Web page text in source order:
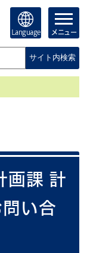
Language メニュー
サイト内検索
画課 計
い合